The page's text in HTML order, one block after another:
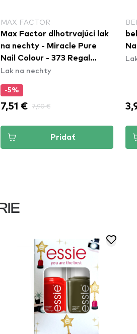
MAX FACTOR
Max Factor dlhotrvajúci lak
na nechty - Miracle Pure
Nail Colour - 373 Regal
Garnet
Lak na nechty
-5%
7,51 € 7,90 €
Pridať